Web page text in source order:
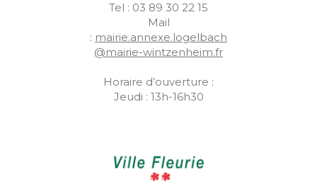
Tel : 03 89 30 22 15
Mail
: mairie.annexe.logelbach
@mairie-wintzenheim.fr
Horaire d’ouverture :
Jeudi : 13h-16h30